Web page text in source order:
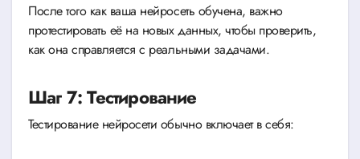
После того как ваша нейросеть обучена, важно
протестировать её на новых данных, чтобы проверить,
как она справляется с реальными задачами.
Шаг 7: Тестирование
Тестирование нейросети обычно включает в себя: